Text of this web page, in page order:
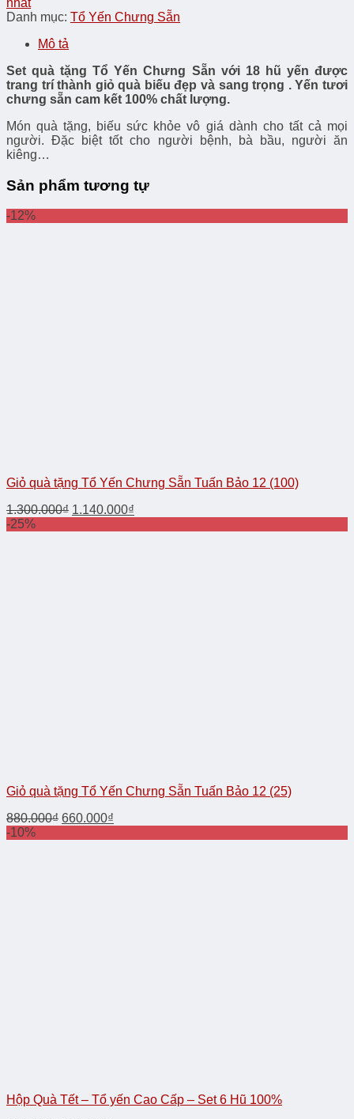
Danh mục: Tổ Yến Chưng Sẵn
Mô tả
Set quà tặng Tổ Yến Chưng Sẵn với 18 hũ yến được
trang trí thành giỏ quà biếu đẹp và sang trọng . Yến tươi
chưng sẵn cam kết 100% chất lượng.
Món quà tặng, biếu sức khỏe vô giá dành cho tất cả mọi
người. Đặc biệt tốt cho người bệnh, bà bầu, người ăn
kiêng…
Sản phẩm tương tự
-12%
Giỏ quà tặng Tổ Yến Chưng Sẵn Tuấn Bảo 12 (100)
1.300.000₫ 1.140.000₫
-25%
Giỏ quà tặng Tổ Yến Chưng Sẵn Tuấn Bảo 12 (25)
880.000₫ 660.000₫
-10%
Hộp Quà Tết – Tổ yến Cao Cấp – Set 6 Hũ 100%